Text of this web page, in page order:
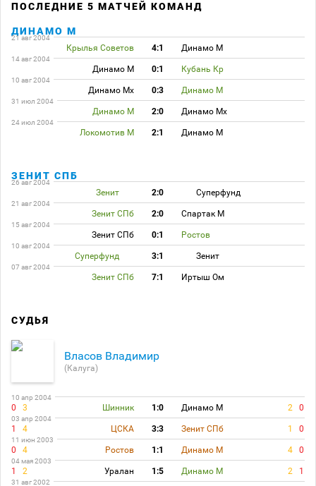
ПОСЛЕДНИЕ 5 МАТЧЕЙ КОМАНД
ДИНАМО М
21 авг 2004
Крылья Советов 4:1 Динамо М
14 авг 2004
Динамо М 0:1 Кубань Кр
10 авг 2004
Динамо Мх 0:3 Динамо М
31 июл 2004
Динамо М 2:0 Динамо Мх
24 июл 2004
Локомотив М 2:1 Динамо М
ЗЕНИТ СПБ
26 авг 2004
Зенит 2:0 Суперфунд
21 авг 2004
Зенит СПб 2:0 Спартак М
15 авг 2004
Зенит СПб 0:1 Ростов
10 авг 2004
Суперфунд 3:1 Зенит
07 авг 2004
Зенит СПб 7:1 Иртыш Ом
СУДЬЯ
Власов Владимир
(Калуга)
10 апр 2004
0 3 Шинник 1:0 Динамо М 2 0
03 апр 2004
1 4 ЦСКА 3:3 Зенит СПб 1 0
11 июн 2003
0 4 Ростов 1:1 Динамо М 4 0
04 мая 2003
1 2 Уралан 1:5 Динамо М 2 1
31 авг 2002